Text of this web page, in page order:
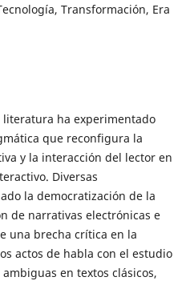
Transformación, Era
ha experimentado
que reconfigura la
y la interacción del lector en
Diversas
la democratización de la
de narrativas electrónicas e
una brecha crítica en la
actos de habla con el estudio
en textos clásicos,